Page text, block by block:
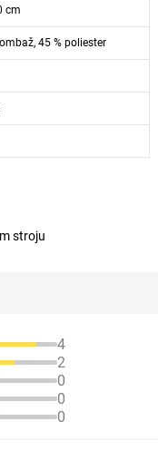
cm
45 % poliester
stroju
4
2
0
0
0